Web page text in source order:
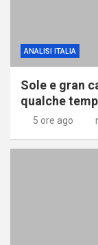
ANALISI ITALIA
Sole e gran
qualche
5 ore ago